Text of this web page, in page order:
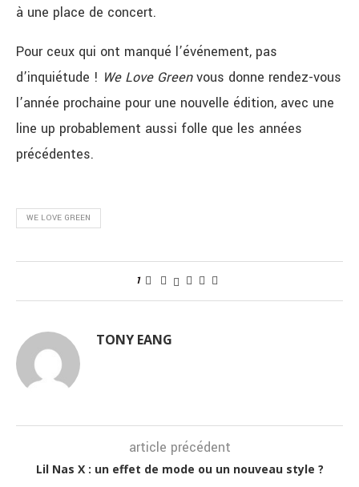
à une place de concert.
Pour ceux qui ont manqué l’événement, pas
d’inquiétude ! We Love Greenvous donne rendez-vous
l’année prochaine pour une nouvelle édition, avec une
line up probablement aussi folle que les années
précédentes.
WE LOVE GREEN
1
TONY EANG
article précédent
Lil Nas X : un effet de mode ou un nouveau style ?